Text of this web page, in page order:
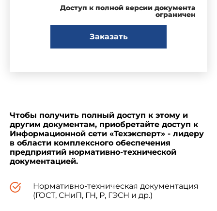
Доступ к полной версии документа
ограничен
Заказать
Чтобы получить полный доступ к этому и
другим документам, приобретайте доступ к
Информационной сети «Техэксперт» - лидеру
в области комплексного обеспечения
предприятий нормативно-технической
документацией.
Нормативно-техническая документация
(ГОСТ, СНиП, ГН, Р, ГЭСН и др.)